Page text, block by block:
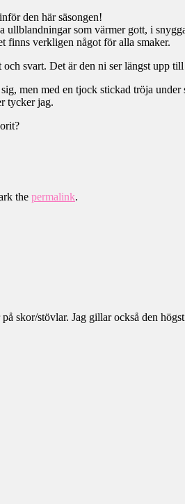
den här säsongen!
som värmer gott, i
finns verkligen något för alla smaker.
svart. Det är den ni ser längst upp
men med en tjock stickad tröja
tycker jag.
the permalink.
skor/stövlar. Jag gillar också den